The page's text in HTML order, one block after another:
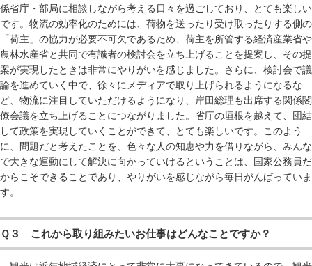
係省庁・部局に相談しながら考える日々を過ごしており、とても楽しい
です。物流の効率化のためには、荷物を送ったり受け取ったりする側の
「荷主」の協力が必要不可欠であるため、荷主を所管する経済産業省や
農林水産省と共同で有識者の検討会を立ち上げることを提案し、その提
案が実現したときは非常にやりがいを感じました。さらに、検討会で議
論を進めていく中で、徐々にメディアで取り上げられるようになるな
ど、物流に注目していただけるようになり、岸田総理も出席する関係閣
僚会議を立ち上げることにつながりました。省庁の垣根を越えて、団結
して政策を実現していくことができて、とても楽しいです。このよう
に、問題だと考えたことを、色々な人の知恵や力を借りながら、みんな
で大きな運動にして解決に向かっていけるということは、国家公務員だ
からこそできることであり、やりがいを感じながら毎日がんばっていま
す。
Ｑ３ これから取り組みたいお仕事はどんなことですか？